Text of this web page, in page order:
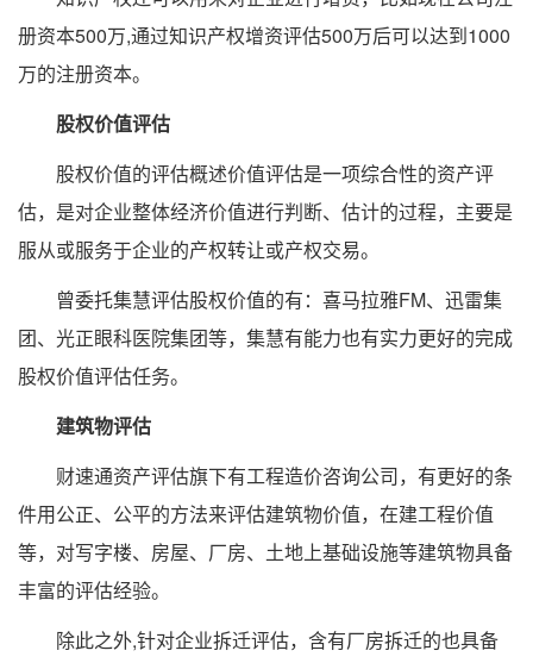
册资本500万,通过知识产权增资评估500万后可以达到1000
万的注册资本。
股权价值评估
股权价值的评估概述价值评估是一项综合性的资产评
估，是对企业整体经济价值进行判断、估计的过程，主要是
服从或服务于企业的产权转让或产权交易。
曾委托集慧评估股权价值的有：喜马拉雅FM、迅雷集
团、光正眼科医院集团等，集慧有能力也有实力更好的完成
股权价值评估任务。
建筑物评估
财速通资产评估旗下有工程造价咨询公司，有更好的条
件用公正、公平的方法来评估建筑物价值，在建工程价值
等，对写字楼、房屋、厂房、土地上基础设施等建筑物具备
丰富的评估经验。
除此之外,针对企业拆迁评估，含有厂房拆迁的也具备